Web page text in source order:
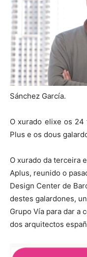
Sánchez García.
O xurado elixe os
Plus e os dous
O xurado da terceira
Aplus, reunido o
Design Center de
destes galardones,
Grupo Vía para dar a
dos arquitectos